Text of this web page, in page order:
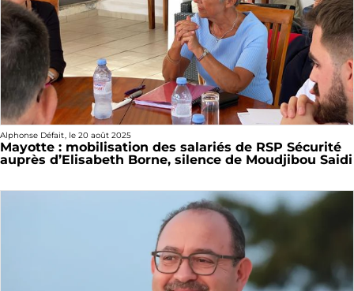
Alphonse Défait, le 20 août 2025
Mayotte : mobilisation des salariés de RSP Sécurité
auprès d’Elisabeth Borne, silence de Moudjibou Saidi